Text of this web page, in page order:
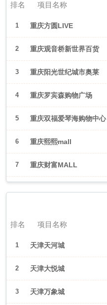
排名 项目名称
1 重庆方圆LIVE
2 重庆观音桥新世界百货
3 重庆阳光世纪城市奥莱
4 重庆罗宾森购物广场
5 重庆双福爱琴海购物中心
6 重庆熙熙mall
7 重庆财富MALL
排名 项目名称
1 天津天河城
2 天津大悦城
3 天津万象城